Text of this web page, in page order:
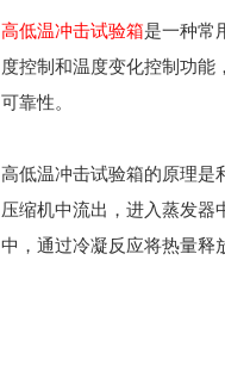
高低温冲击试验箱是一种常
度控制和温度变化控制功能
可靠性。
高低温冲击试验箱的原理是
压缩机中流出，进入蒸发器
中，通过冷凝反应将热量释